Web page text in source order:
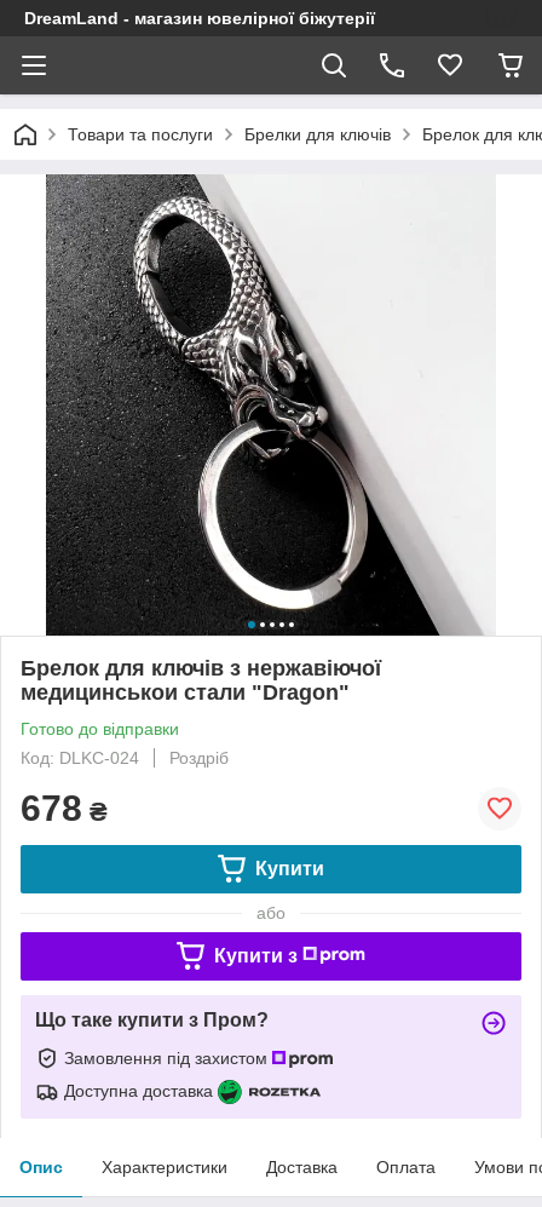
DreamLand - магазин ювелірної біжутерії
Товари та послуги Брелки для ключів Брелок для
Брелок для ключів з нержавіючої
медицинськои стали "Dragon"
Готово до відправки
Код: DLKC-024
Роздріб
678 ₴
Купити
або
Купити з
Що таке купити з Пром?
Замовлення під захистом
Доступна доставка
Опис Характеристики Доставка Оплата Умови